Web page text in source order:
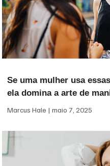
Se uma mulher usa
ela domina a arte de
Marcus Hale maio 7, 2025